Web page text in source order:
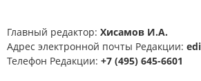
Главный редактор: Хисамов И.А.
Адрес электронной почты Редакции:
Телефон Редакции: +7 (495) 645-6601